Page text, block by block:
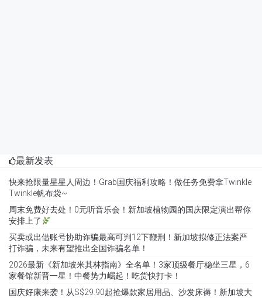
最新发表
快来抢限量星星人周边！Grab国庆福利攻略！做任务免费拿Twinkle
Twinkle帆布袋~
周末免费好去处！0元听音乐会！新加坡植物园的国庆限定演出帮你
安排上了
买卖或出借账号协助诈骗最高可判12下鞭刑！新加坡拟修正法案严
打诈骗，未来有望推出全国诈骗名单！
2026最新《新加坡米其林指南》全名单！3家顶级餐厅稳坐三星，6
家餐馆新晋一星！中餐势力崛起！吃货快打卡！
国庆好康来袭！从S$29.90起抢爆款家居用品、沙发床褥！新加坡大